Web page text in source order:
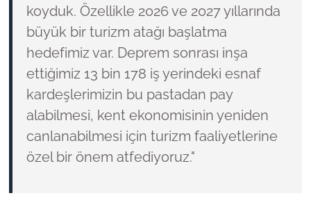
koyduk. Özellikle 2026 ve 2027 yıllarında
büyük bir turizm atağı başlatma
hedefimiz var. Deprem sonrası inşa
ettiğimiz 13 bin 178 iş yerindeki esnaf
kardeşlerimizin bu pastadan pay
alabilmesi, kent ekonomisinin yeniden
canlanabilmesi için turizm faaliyetlerine
özel bir önem atfediyoruz."